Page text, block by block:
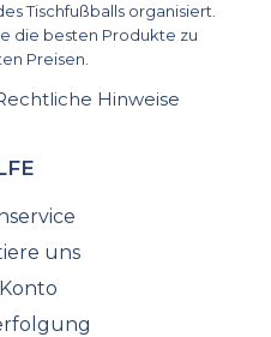
Tischfußballs organisiert.
die besten Produkte zu
Preisen.
Hinweise
uns